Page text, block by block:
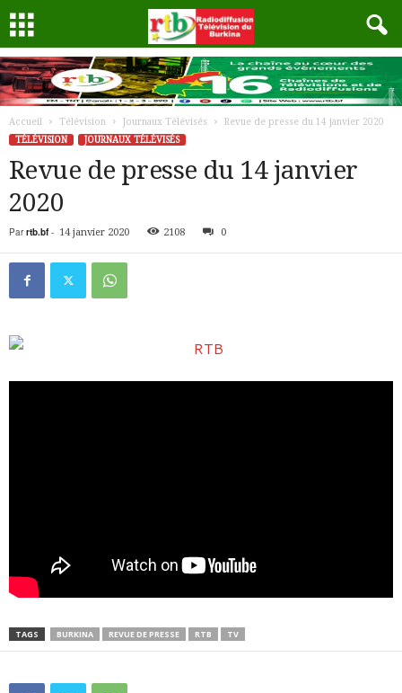
Accueil Télévision Journaux Télévisés
Revue de presse du 14 janvier 2020
TÉLÉVISION
JOURNAUX TÉLÉVISÉS
Revue de presse du 14 janvier
2020
Par rtb.bf- 14 janvier 2020 2108 0
TAGS BURKINA REVUE DE PRESSE RTB TV